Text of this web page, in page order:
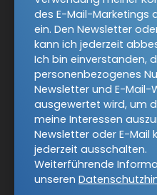
Ja, ich möchte den
abonnierenund willige in die
Kontaktdaten zum Zweck
den Verlag Herder ein.
Werbung kann ich
Ich bin einverstanden,
Nutzungsverhalten in
erfasst und ausgewertet
meine Interessen
Newsletter oder E-Mail
ausschalten.
des E-Mail-Marketings
ein. Den Newsletter
kann ich jederzeit
Ich bin einverstanden,
personenbezogenes
Newsletter und E-
ausgewertet wird, um
meine Interessen
Newsletter oder E-Mail
jederzeit ausschalten.
Weiterführende
unseren